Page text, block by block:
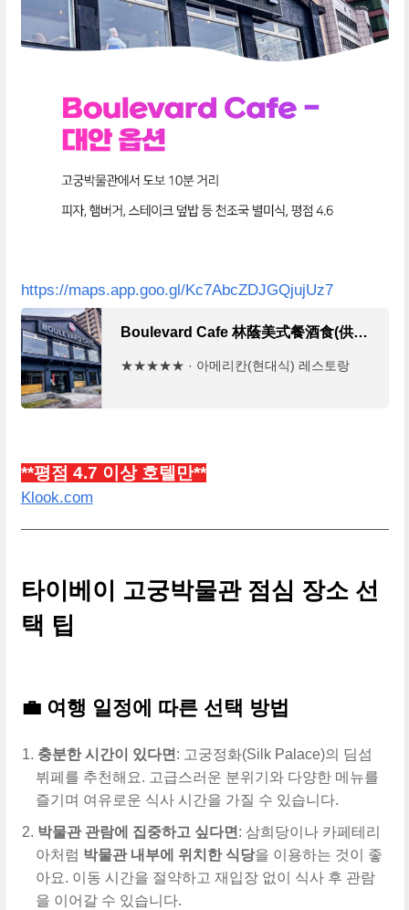
https://maps.app.goo.gl/Kc7AbcZDJGQjujUz7
Boulevard Cafe 林蔭美式餐酒食(供餐至20:00) · No. 33號, Sec 2, Zhi Shan Rd, Shilin District, Taipei City, 대만 111
★★★★★ · 아메리칸(현대식) 레스토랑
**평점 4.7 이상 호텔만**
Klook.com
타이베이 고궁박물관 점심 장소 선
택 팁
💼 여행 일정에 따른 선택 방법
충분한 시간이 있다면 : 고궁정화(Silk Palace)의 딤섬
뷔페를 추천해요. 고급스러운 분위기와 다양한 메뉴를
즐기며 여유로운 식사 시간을 가질 수 있습니다.
박물관 관람에 집중하고 싶다면 : 삼희당이나 카페테리
아처럼 박물관 내부에 위치한 식당을 이용하는 것이 좋
아요. 이동 시간을 절약하고 재입장 없이 식사 후 관람
을 이어갈 수 있습니다.